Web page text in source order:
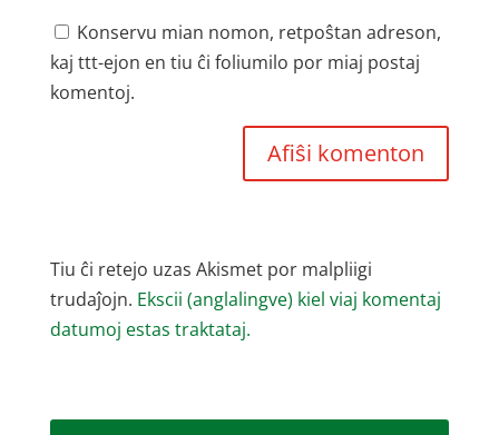
Konservu mian nomon, retpoŝtan adreson,
kaj ttt-ejon en tiu ĉi foliumilo por miaj postaj
komentoj.
Tiu ĉi retejo uzas Akismet por malpliigi
trudaĵojn. Ekscii (anglalingve) kiel viaj komentaj
datumoj estas traktataj.